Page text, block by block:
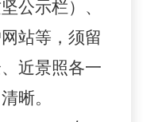
公示栏）、
站等，须留
近景照各一
晰。